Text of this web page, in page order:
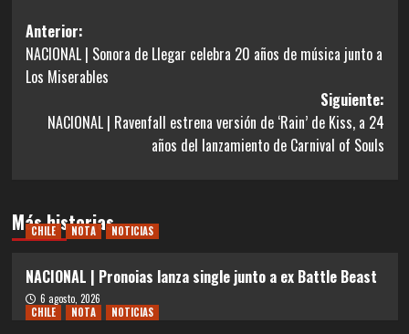
Navegación
de
entradas
Anterior:
NACIONAL | Sonora de Llegar celebra 20 años de música junto a
Los Miserables
Siguiente:
NACIONAL | Ravenfall estrena versión de ‘Rain’ de Kiss, a 24
años del lanzamiento de Carnival of Souls
Más historias
CHILE NOTA NOTICIAS
NACIONAL | Pronoias lanza single junto a ex Battle Beast
6 agosto, 2026
CHILE
NOTA NOTICIAS